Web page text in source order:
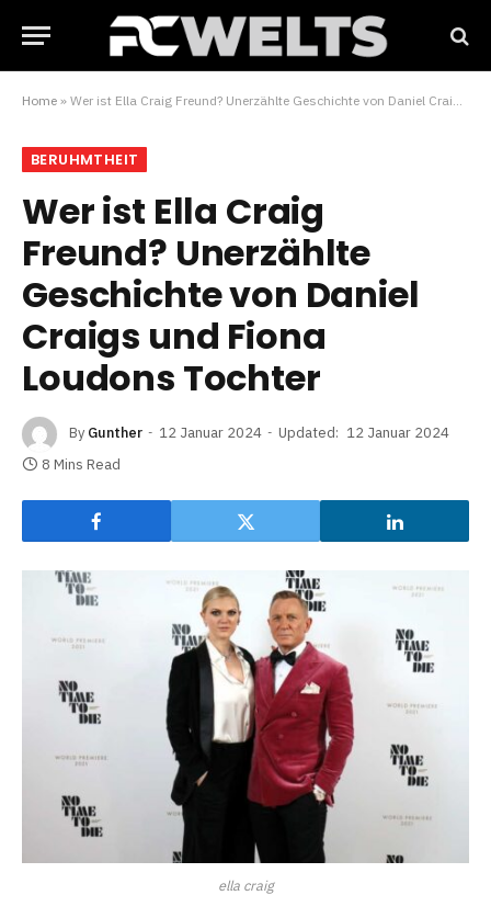
Home » Wer ist Ella Craig Freund? Unerzählte Geschichte von Daniel Craigs und Fiona Loudons Tochter
BERUHMTHEIT
Wer ist Ella Craig
Freund? Unerzählte
Geschichte von Daniel
Craigs und Fiona
Loudons Tochter
By Gunther 12 Januar 2024 Updated: 12 Januar 2024
8 Mins Read
ella craig